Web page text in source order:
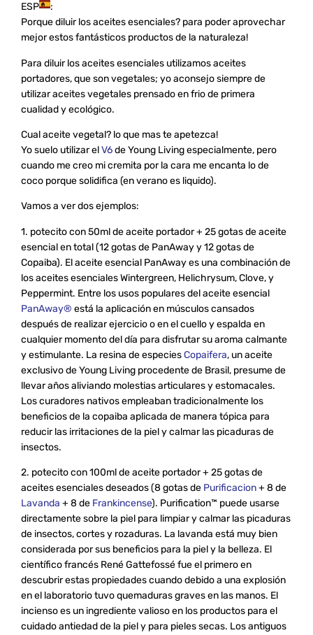
E️SP
:
Porque diluir los aceites esenciales? para poder aprovechar
mejor estos fantásticos productos de la naturaleza!
Para diluir los aceites esenciales utilizamos aceites
portadores, que son vegetales; yo aconsejo siempre de
utilizar aceites vegetales prensado en frio de primera
cualidad y ecológico.
Cual aceite vegetal? lo que mas te apetezca!
Yo suelo utilizar elV6de Young Living especialmente, pero
cuando me creo mi cremita por la cara me encanta lo de
coco porque solidifica (en verano es liquido).
Vamos a ver dos ejemplos:
1. potecito con 50ml de aceite portador + 25 gotas de aceite
esencial en total (12 gotas de PanAway y 12 gotas de
Copaiba). El aceite esencial PanAway es una combinación de
los aceites esenciales Wintergreen, Helichrysum, Clove, y
Peppermint. Entre los usos populares del aceite esencial
PanAway® está la aplicación en músculos cansados
después de realizar ejercicio o en el cuello y espalda en
cualquier momento del día para disfrutar su aroma calmante
y estimulante. La resina de especiesCopaifera, un aceite
exclusivo de Young Living procedente de Brasil, presume de
llevar años aliviando molestias articulares y estomacales.
Los curadores nativos empleaban tradicionalmente los
beneficios de la copaiba aplicada de manera tópica para
reducir las irritaciones de la piel y calmar las picaduras de
insectos.
2. potecito con 100ml de aceite portador + 25 gotas de
aceites esenciales deseados (8 gotas de Purificacion+ 8 de
Lavanda + 8 de Frankincense). Purification™ puede usarse
directamente sobre la piel para limpiar y calmar las picaduras
de insectos, cortes y rozaduras. La lavanda está muy bien
considerada por sus beneficios para la piel y la belleza. El
científico francés René Gattefossé fue el primero en
descubrir estas propiedades cuando debido a una explosión
en el laboratorio tuvo quemaduras graves en las manos. El
incienso es un ingrediente valioso en los productos para el
cuidado antiedad de la piel y para pieles secas. Los antiguos